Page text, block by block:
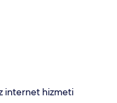
internet hizmeti